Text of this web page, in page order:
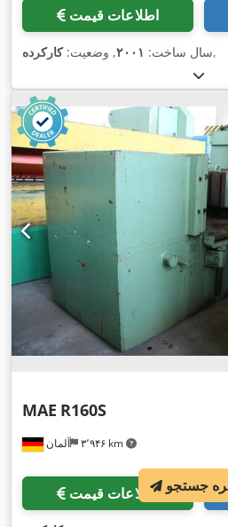
اطلاعات قیمت
سال ساخت: ۲۰۰۱, وضعیت:کارکرده ,
آلمان ۳٬۹۴۶ km
MAE R160S
اطلاعات قیمت جستجو